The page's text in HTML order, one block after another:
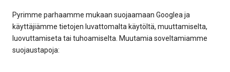
Pyrimme parhaamme mukaan suojaamaan Googlea ja
käyttäjiämme tietojen luvattomalta käytöltä, muuttamiselta,
luovuttamiseta tai tuhoamiselta. Muutamia soveltamiamme
suojaustapoja: